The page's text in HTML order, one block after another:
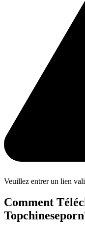
Veuillez entrer un lien
Comment